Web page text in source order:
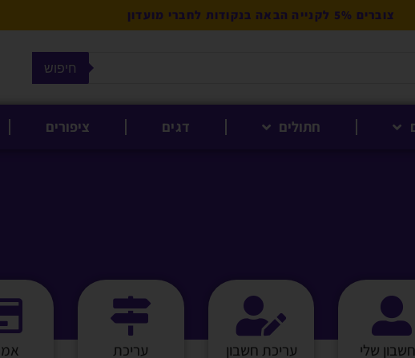
צוברים 5% לקנייה הבאה בנקודות לחברי מועדון
חיפוש
חתולים דגים ציפורים
שלי עריכת חשבון
עריכת